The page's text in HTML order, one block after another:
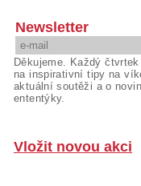
Newsletter
Děkujeme. Každý
na inspirativní tipy na
aktuální soutěži a o
ententýky.
Vložit novou akci